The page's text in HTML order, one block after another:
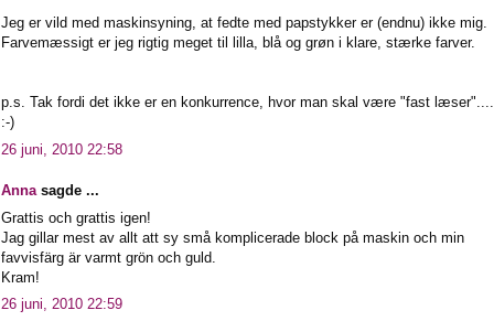
Jeg er vild med maskinsyning, at fedte med papstykker er (endnu) ikke mig.
Farvemæssigt er jeg rigtig meget til lilla, blå og grøn i klare, stærke farver.
p.s. Tak fordi det ikke er en konkurrence, hvor man skal være "fast læser"....
:-)
26 juni, 2010 22:58
Annasagde ...
Grattis och grattis igen!
Jag gillar mest av allt att sy små komplicerade block på maskin och min
favvisfärg är varmt grön och guld.
Kram!
26 juni, 2010 22:59